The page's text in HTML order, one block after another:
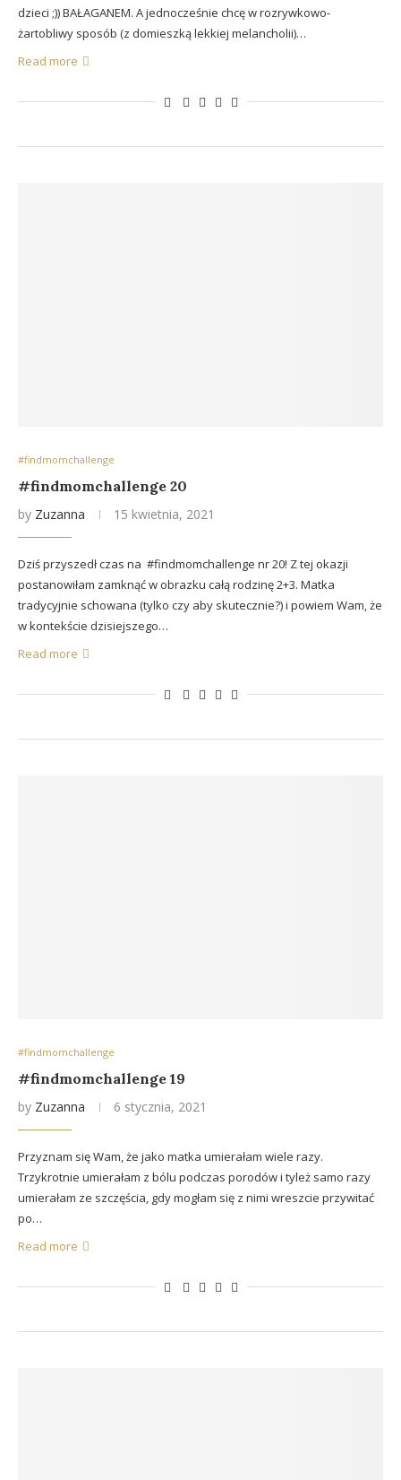
dzieci ;)) BAŁAGANEM. A jednocześnie chcę w rozrywkowo-
żartobliwy sposób (z domieszką lekkiej melancholii)…
Read more
#findmomchallenge
#findmomchallenge 20
by Zuzanna 15 kwietnia, 2021
Dziś przyszedł czas na #findmomchallenge nr 20! Z tej okazji
postanowiłam zamknąć w obrazku całą rodzinę 2+3. Matka
tradycyjnie schowana (tylko czy aby skutecznie?) i powiem Wam, że
w kontekście dzisiejszego…
Read more
#findmomchallenge
#findmomchallenge 19
by Zuzanna 6 stycznia, 2021
Przyznam się Wam, że jako matka umierałam wiele razy.
Trzykrotnie umierałam z bólu podczas porodów i tyleż samo razy
umierałam ze szczęścia, gdy mogłam się z nimi wreszcie przywitać
po…
Read more